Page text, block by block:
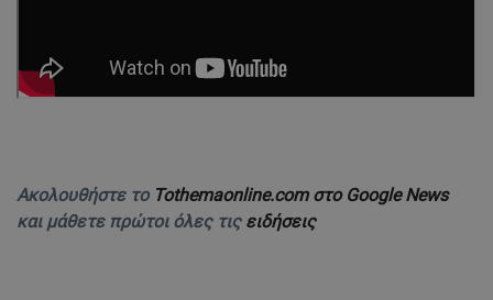
Ακολουθήστε το Tothemaonline.com στο Google News
και μάθετε πρώτοι όλες τις ειδήσεις